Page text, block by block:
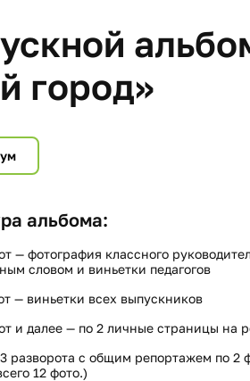
город»
альбома:
— фотография классного
словом и виньетки педагогов
— виньетки всех выпускников
и далее — по 2 личные страницы на
разворота с общим репортажем по 2
12 фото.)